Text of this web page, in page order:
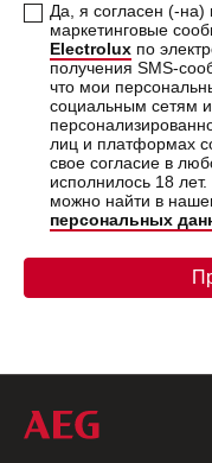
Да, я согласен (-на)
маркетинговые
Electrolux по
получения SMS-
что мои
социальным сетям
лиц и платформах
свое согласие в
исполнилось 18
можно найти в
персональных